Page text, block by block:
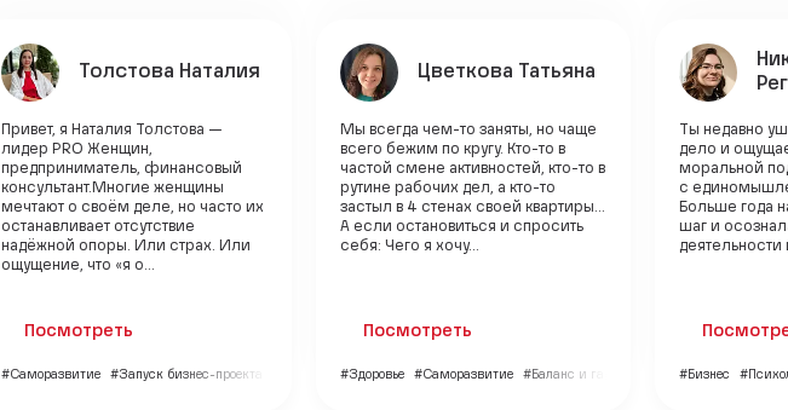
Толстова Наталия
Привет, я Наталия Толстова —
лидер PRO Женщин,
предприниматель, финансовый
консультант.Многие женщины
мечтают о своём деле, но часто их
останавливает отсутствие
надёжной опоры. Или страх. Или
ощущение, что «я о...
Посмотреть
#Саморазвитие #Запуск бизнес-проекта #Личный бренд
Цветкова Татьяна
Мы всегда чем-то заняты, но чаще
всего бежим по кругу. Кто-то в
частой смене активностей, кто-то в
рутине рабочих дел, а кто-то
застыл в 4 стенах своей квартиры…
А если остановиться и спросить
себя: Чего я хочу...
Посмотреть
#Здоровье #Саморазвитие #Баланс и гармония
Ты недавно
дело и
моральной
с
Больше года
шаг и
деятельности
#Бизнес